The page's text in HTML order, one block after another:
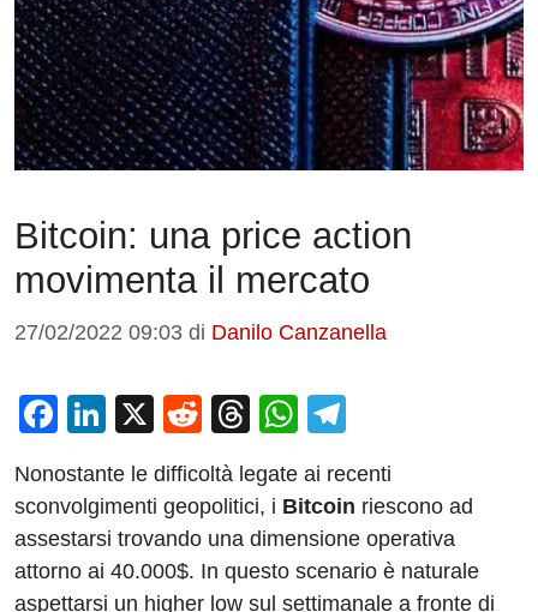
Bitcoin: una price action
movimenta il mercato
27/02/2022 09:03 di Danilo Canzanella
F
c
e
b
Li
k
e
dI
X
R
d
di
t
T
e
a
d
W
at
s
A
e
gr
a
Nonostante le difficoltà legate ai recenti
sconvolgimenti geopolitici, i Bitcoin riescono ad
assestarsi trovando una dimensione operativa
attorno ai 40.000$. In questo scenario è naturale
aspettarsi un higher low sul settimanale a fronte di